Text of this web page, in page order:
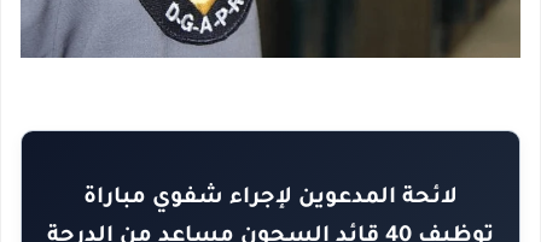
لائحة المدعوين لإجراء شفوي مباراة